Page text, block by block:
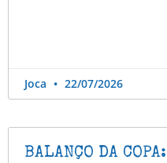
Joca 22/07/2026
BALANÇO DA COPA: